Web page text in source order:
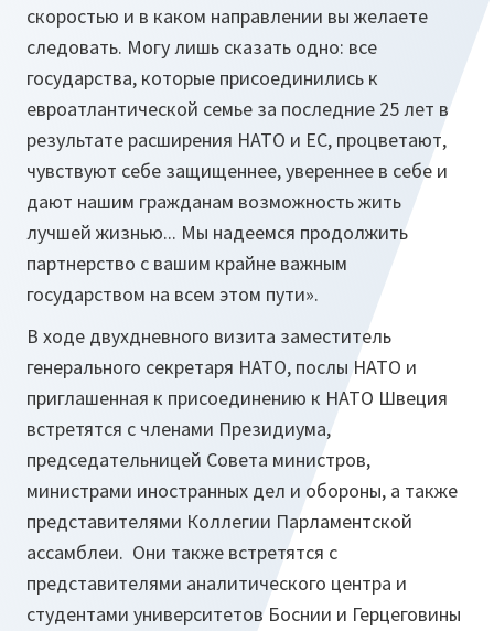
скоростью и в каком направлении вы желаете
следовать. Могу лишь сказать одно: все
государства, которые присоединились к
евроатлантической семье за последние 25 лет в
результате расширения НАТО и ЕС, процветают,
чувствуют себе защищеннее, увереннее в себе и
дают нашим гражданам возможность жить
лучшей жизнью... Мы надеемся продолжить
партнерство с вашим крайне важным
государством на всем этом пути».
В ходе двухдневного визита заместитель
генерального секретаря НАТО, послы НАТО и
приглашенная к присоединению к НАТО Швеция
встретятся с членами Президиума,
председательницей Совета министров,
министрами иностранных дел и обороны, а также
представителями Коллегии Парламентской
ассамблеи. Они также встретятся с
представителями аналитического центра и
студентами университетов Боснии и Герцеговины